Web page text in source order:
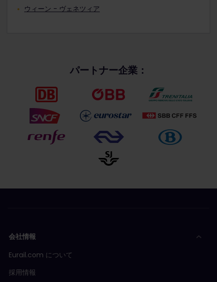
ウィーン - ヴェネツィア
パートナー企業：
会社情報
Eurail.com について
採用情報